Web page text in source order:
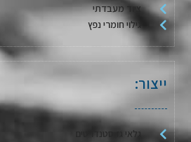
ציוד מעבדתי
גילוי חומרי נפץ
ייצור:
גלאי גז סטנדרטים